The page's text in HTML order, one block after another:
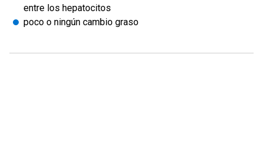
entre los hepatocitos
poco o ningún cambio graso